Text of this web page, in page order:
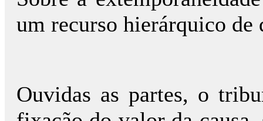
um recurso hierárquico de
Ouvidas as partes, o